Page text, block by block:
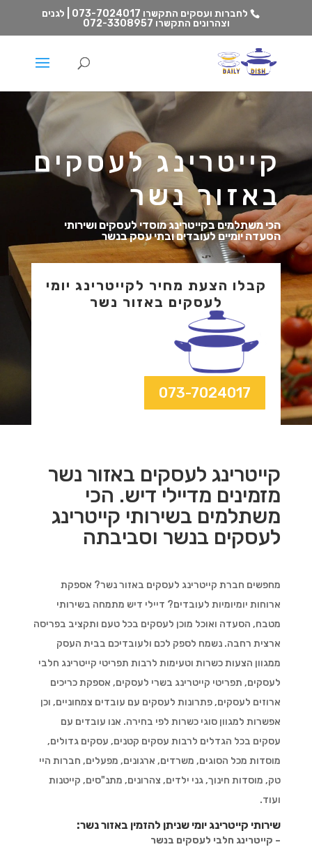
לחברות ועסקים התקשרו
073-7024017 | לגנים
וצהרונים התקשרו 072-3308957
קייטרינג לעסקים
באזור נשר
הכי משתלמים בקייטרינג מוסדי לעסקים ושירותי
הסעדה יומיים לעובדים ובתי עסק בנשר
קבלו הצעת מחיר לקייטרינג יומי
לעסקים באזור נשר
073-7024017
קייטרינג לעסקים באזור נשר
מזמינים מדיילי דיש. הכי
משתלמים בשירותי קייטרינג
לעסקים בנשר וסביבתה
מחפשים חברת קייטרינג לעסקים באזור נשר? אספקת
ארוחות יומיומיות לעובדים? דיילי דיש מתמחה בשירותי
מטבח, הסעדה ואוכל מוכן לעסקים בכל טעם ותקציב בפריסה
ארצית רחבה. נשמח לספק לכם ולעובדיכם בבית העסק
ממגוון הצעות כשרות וטעימות לרבות תפריטי קייטרינג חלבי
לעסקים, תפריטי קייטרינג בשרי לעסקים, אספקת כריכים
ארוזים לעסקים, פתרונות לעסקים עם עובדים צמחוניים, וכן
אפשרות למגוון סוגי כשרות לפי בחירה. אנו עובדים עם
עסקים בכל הגדלים לרבות עסקים קטנים, עסקים גדולים,
מוסדות מכל הסוגים, משרדים, ארגונים, מפעלים, חברות היי
טק, מוסדות חינוך, גני ילדים, צהרונים, מתנ"סים, קייטנות
ועוד.
שירותי קייטרינג יומי שניתן להזמין באזור נשר:
– קייטרינג חלבי לעסקים בנשר